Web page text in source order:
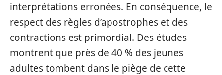
interprétations erronées. En conséquence, le
respect des règles d’apostrophes et des
contractions est primordial. Des études
montrent que près de 40 % des jeunes
adultes tombent dans le piège de cette